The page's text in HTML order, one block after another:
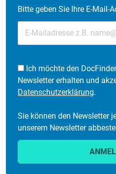
Bitte geben Sie Ihre E-Mail-
Ich möchte den
Newsletter erhalten und
Datenschutzerklärung.
Sie können den Newsletter
unserem Newsletter